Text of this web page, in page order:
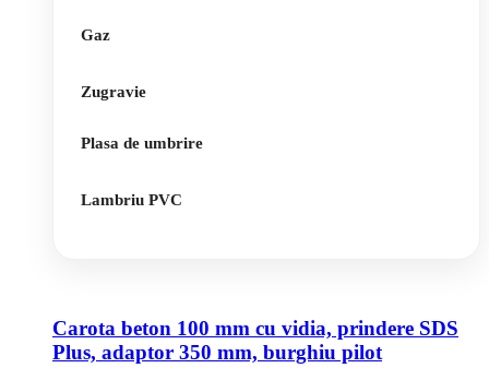
Gaz
Zugravie
Plasa de umbrire
Lambriu PVC
Carota beton 100 mm cu vidia, prindere SDS
Plus, adaptor 350 mm, burghiu pilot